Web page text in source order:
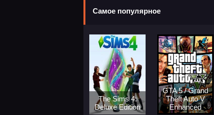
Самое популярное
The Sims 4:
Deluxe Edition
GTA 5 / Grand
Theft Auto V
Enhanced